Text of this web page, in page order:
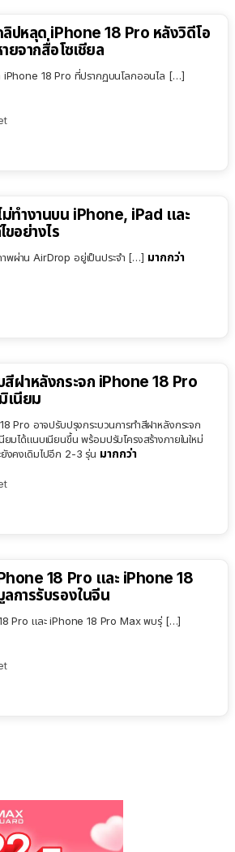
ปหลุด iPhone 18 Pro หลังวิดีโอ
จากสื่อโซเชียล
18 Pro ที่ปรากฏบนโลกออนไล […]
ทำงานบน iPhone, iPad และ
อย่างไร
พผ่าน AirDrop อยู่เป็นประจำ […] มากกว่า
ฝาหลังกระจก iPhone 18 Pro
เนียม
Pro อาจปรับปรุงกระบวนการทำสีฝาหลังกระจก
ยมได้แนบเนียนขึ้น พร้อมปรับโครงสร้างภายในใหม่
ยังคงเดิมไปอีก 2-3 รุ่น มากกว่า
18 Pro และ iPhone 18
การรับรองในจีน
Pro และ iPhone 18 Pro Max พบรุ่ […]